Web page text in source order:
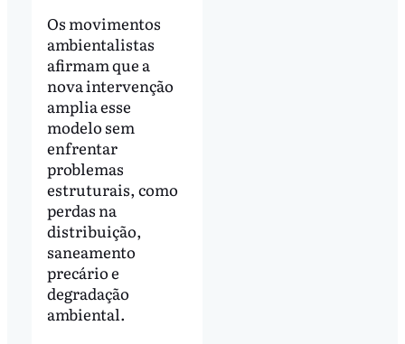
Os movimentos
ambientalistas
afirmam que a
nova intervenção
amplia esse
modelo sem
enfrentar
problemas
estruturais, como
perdas na
distribuição,
saneamento
precário e
degradação
ambiental.